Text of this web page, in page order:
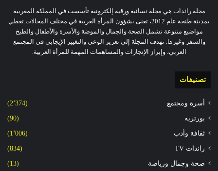
مجلة رائدات هي مجلة نسائية ورقية إلكترونية تأسست في المملكة المغربية
بمدينة طنجة عام 2012، تعنى بشؤون المرأة العربية في مختلف المجالات.تغطي
مواضيع متنوعة تشمل الصحة والجمال والموضة والأسرة والأطفال والطبخ
والسفر وغيرها. تهدف المجلة إلى تعزيز الوعي والتغيير الإيجابي في المجتمع
العربي، وإبراز الإنجازات والمساهمات المهمة للمرأة العربية.
تصنيفات
أسرة ومجتمع (2٬374)
بورتريه (90)
ثقافة وأدب (1٬006)
رائدات TV (834)
صحة وجمال ورياضة (13)